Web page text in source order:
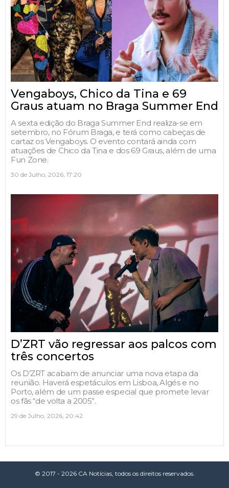
Vengaboys, Chico da Tina e 69
Graus atuam no Braga Summer End
A sexta edição do Braga Summer End realiza-se em
setembro, no Fórum Braga, e terá como cabeças de
cartaz os Vengaboys. O evento contará ainda com
atuações de Chico da Tina e dos 69 Graus, além de uma
Fun Zone.
30 de Julho, 2026, 17:20
D’ZRT vão regressar aos palcos com
três concertos
Os D’ZRT acabam de anunciar uma nova etapa da
reunião. Haverá espetáculos em Lisboa, Algés e no
Porto, além de um passe especial que promete levar
os fãs “de volta a 2005”.
29 de Julho, 2026, 20:42
© 2017 - 2026 CA Notícias, todos os direitos reservados.